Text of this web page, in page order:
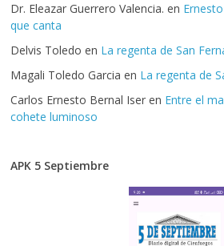
Dr. Eleazar Guerrero Valencia. en
que canta
Delvis Toledo en La regenta de San
Magali Toledo Garcia en La regenta de
Carlos Ernesto Bernal Iser en Entre el
cohete luminoso
APK 5 Septiembre